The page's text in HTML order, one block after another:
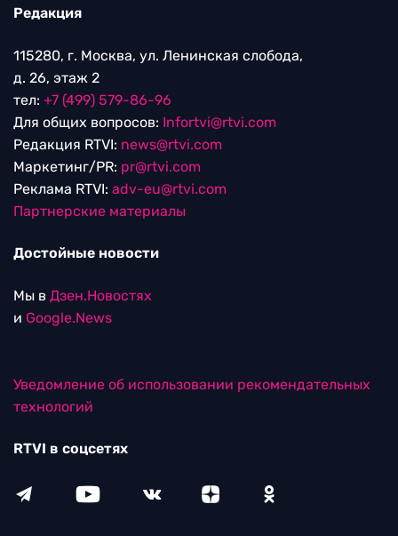
Редакция
115280, г. Москва, ул. Ленинская слобода,
д. 26, этаж 2
тел: +7 (499) 579-86-96
Для общих вопросов: Infortvi@rtvi.com
Редакция RTVI: news@rtvi.com
Маркетинг/PR: pr@rtvi.com
Реклама RTVI: adv-eu@rtvi.com
Партнерские материалы
Достойные новости
Мы в Дзен.Новостях
и Google.News
Уведомление об использовании рекомендательных
технологий
RTVI в соцсетях